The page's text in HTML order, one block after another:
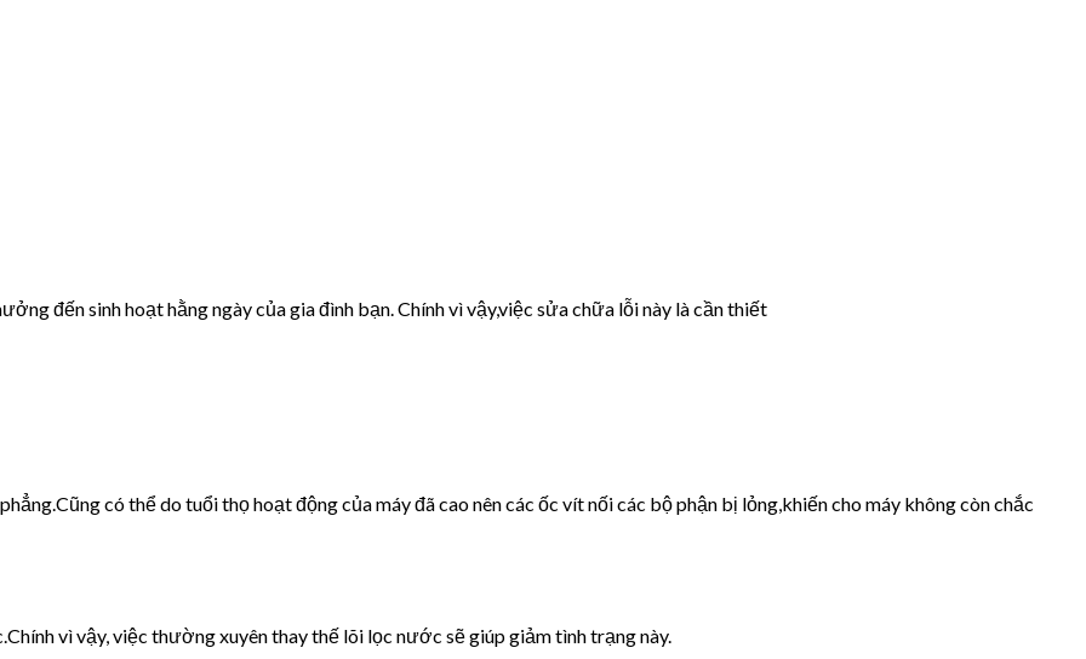
đến sinh hoạt hằng ngày của gia đình bạn. Chính vì vậy,việc sửa chữa lỗi này là cần thiết
có thể do tuổi thọ hoạt động của máy đã cao nên các ốc vít nối các bộ phận bị lỏng,khiến cho máy không còn chắc
vì vậy, việc thường xuyên thay thế lõi lọc nước sẽ giúp giảm tình trạng này.